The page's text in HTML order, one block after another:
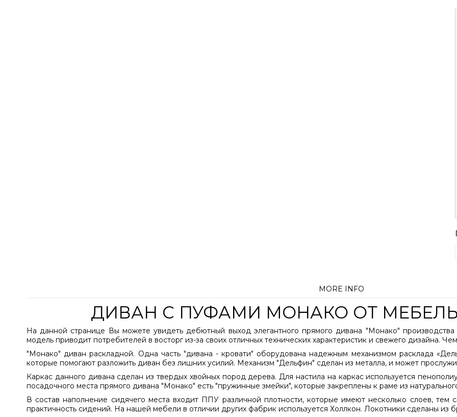
MORE INFO
ДИВАН С ПУФАМИ МОНАКО ОТ
На данной странице Вы можете увидеть дебютный выход элегантного прямого дивана "Монако"
модель приводит потребителей в восторг из-за своих отличных технических характеристик и свежего дизайна.
"Монако" диван раскладной. Одна часть "дивана - кровати" оборудована надежным механизмом расклада
которые помогают разложить диван без лишних усилий. Механизм "Дельфин" сделан из металла, и может
Каркас данного дивана сделан из твердых хвойных пород дерева. Для настила на каркас используется
посадочного места прямого дивана "Монако" есть "пружинные змейки", которые закреплены к раме из
В состав наполнение сидячего места входит ППУ различной плотности, которые имеют несколько слоев, тем
практичность сидений. На нашей мебели в отличии других фабрик используется Холлкон. Локотники сделаны из